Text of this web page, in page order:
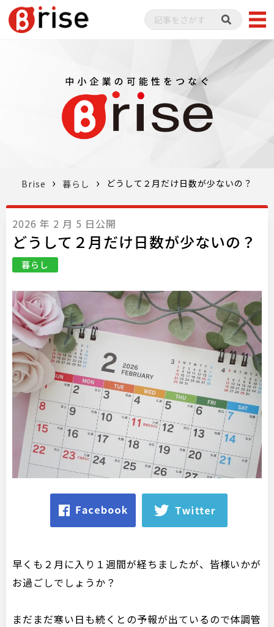
Brise 暮らし どうして２月だけ日数が少ないの？
2026 年 2 月 5 日公開
どうして２月だけ日数が少ないの？
暮らし
早くも２月に入り１週間が経ちましたが、皆様いかが
お過ごしでしょうか？
まだまだ寒い日も続くとの予報が出ているので体調管